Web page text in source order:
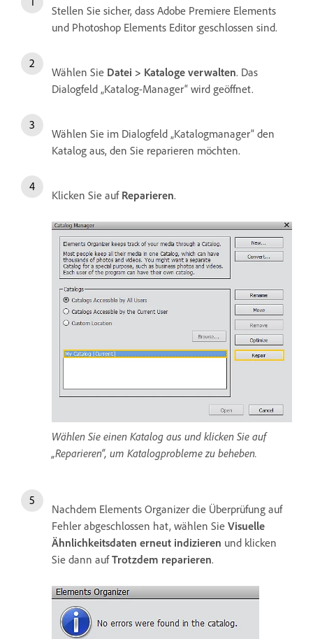
Stellen Sie sicher, dass Adobe Premiere Elements
und Photoshop Elements Editor geschlossen sind.
Wählen Sie Datei > Kataloge verwalten. Das
Dialogfeld „Katalog-Manager“ wird geöffnet.
Wählen Sie im Dialogfeld „Katalogmanager“ den
Katalog aus, den Sie reparieren möchten.
Klicken Sie auf Reparieren.
Wählen Sie einen Katalog aus und klicken Sie auf
„Reparieren“, um Katalogprobleme zu beheben.
Nachdem Elements Organizer die Überprüfung auf
Fehler abgeschlossen hat, wählen Sie Visuelle
Ähnlichkeitsdaten erneut indizieren und klicken
Sie dann aufTrotzdem reparieren.